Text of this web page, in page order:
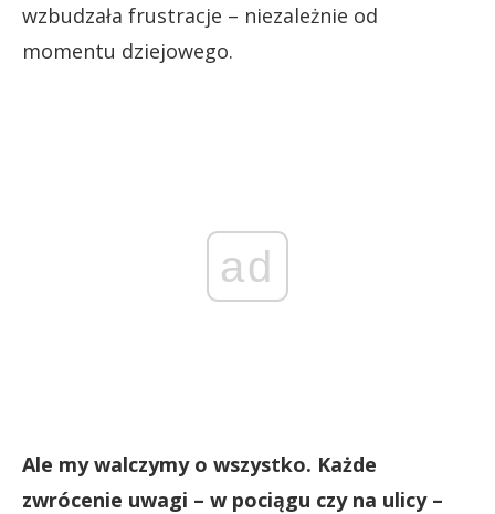
wzbudzała frustracje – niezależnie od
momentu dziejowego.
ad
Ale my walczymy o wszystko. Każde
zwrócenie uwagi – w pociągu czy na ulicy –